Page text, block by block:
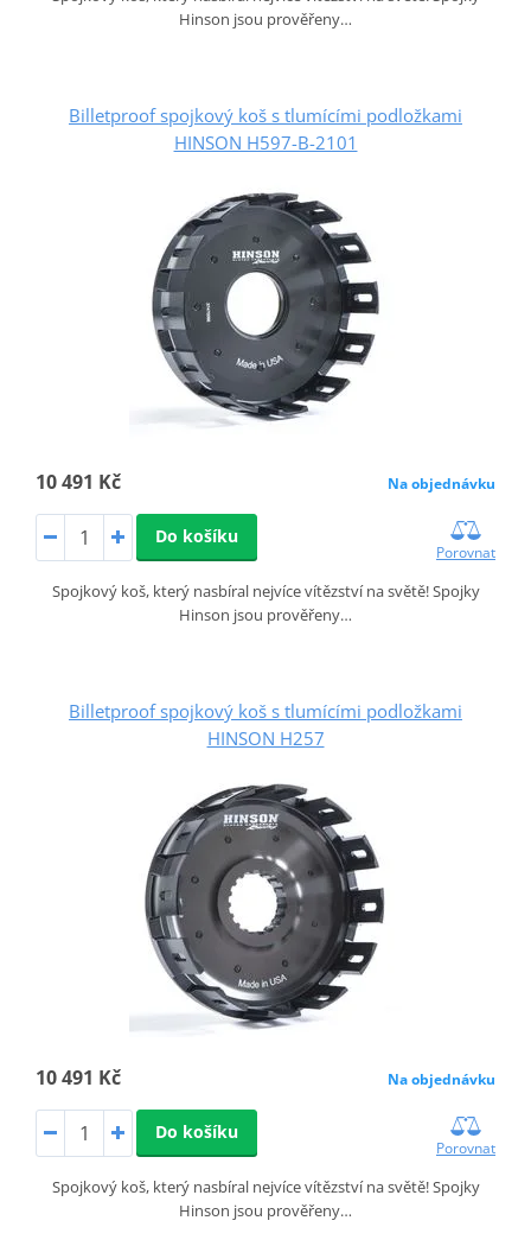
Hinson jsou prověřeny…
Billetproof spojkový koš s tlumícími podložkami
HINSON H597-B-2101
10 491 Kč Na objednávku
Do košíku
Porovnat
Spojkový koš, který nasbíral nejvíce vítězství na světě! Spojky
Hinson jsou prověřeny…
Billetproof spojkový koš s tlumícími podložkami
HINSON H257
10 491 Kč Na objednávku
Do košíku
Porovnat
Spojkový koš, který nasbíral nejvíce vítězství na světě! Spojky
Hinson jsou prověřeny…